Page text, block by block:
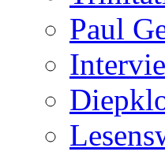
Paul